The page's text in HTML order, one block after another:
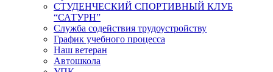
СТУДЕНЧЕСКИЙ СПОРТИВНЫЙ КЛУБ
“САТУРН”
Служба содействия трудоустройству
График учебного процесса
Наш ветеран
Автошкола